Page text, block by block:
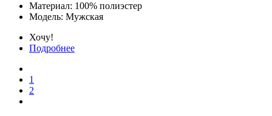
Материал: 100% полиэстер
Модель: Мужская
Хочу!
Подробнее
1
2